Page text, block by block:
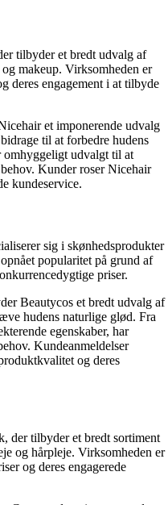
tilbyder et bredt udvalg af
makeup. Virksomheden er
deres engagement i at tilbyde
et imponerende udvalg
til at forbedre hudens
omhyggeligt udvalgt til at
Kunder roser Nicehair
kundeservice.
sig i skønhedsprodukter
popularitet på grund af
priser.
Beautycos et bredt udvalg af
hudens naturlige glød. Fra
egenskaber, har
Kundeanmeldelser
og deres
der tilbyder et bredt sortiment
og hårpleje. Virksomheden er
og deres engagerede